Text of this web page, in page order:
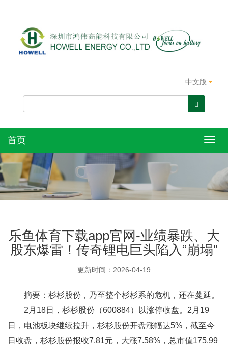
中文版
首页
乐鱼体育下载app官网-业绩暴跌、大
股东爆雷！传奇锂电巨头陷入“崩塌”
更新时间：2026-04-19
摘要：杉杉股份，乃至整个杉杉系的危机，还在蔓延。
2月18日，杉杉股份（600884）以涨停收盘。2月19
日，电池板块继续拉升，杉杉股份开盘涨幅达5%，截至今
日收盘，杉杉股份报收7.81元，大涨7.58%，总市值175.99